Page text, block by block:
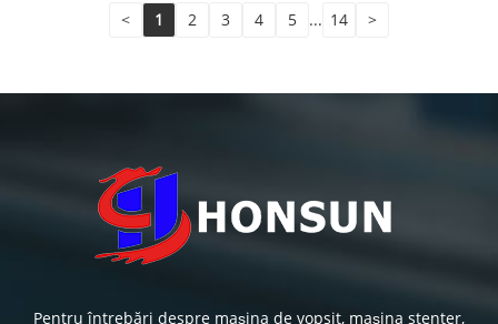
< 1 2 3 4 5 ... 14 >
Pentru întrebări despre mașina de vopsit, mașina stenter,